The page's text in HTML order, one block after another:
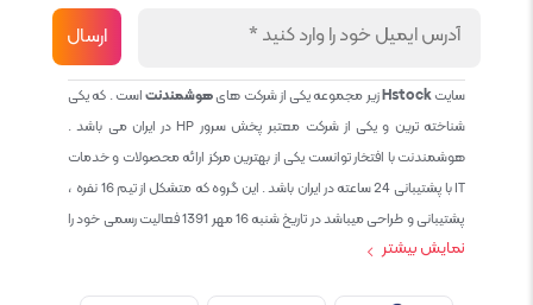
سایتHstockزیر مجموعه یکی از شرکت هایهوشمندنتاست . که یکی
شناخته ترین و یکی از شرکت معتبر پخش سرور HP در ایران می باشد .
هوشمندنت با افتخار توانست یکی از بهترین مرکز ارائه محصولات و خدمات
IT با پشتیبانی 24 ساعته در ایران باشد . این گروه که متشکل از تیم 16 نفره ،
پشتیبانی و طراحی میباشد در تاریخ شنبه 16 مهر 1391 فعالیت رسمی خود را
نمایش بیشتر